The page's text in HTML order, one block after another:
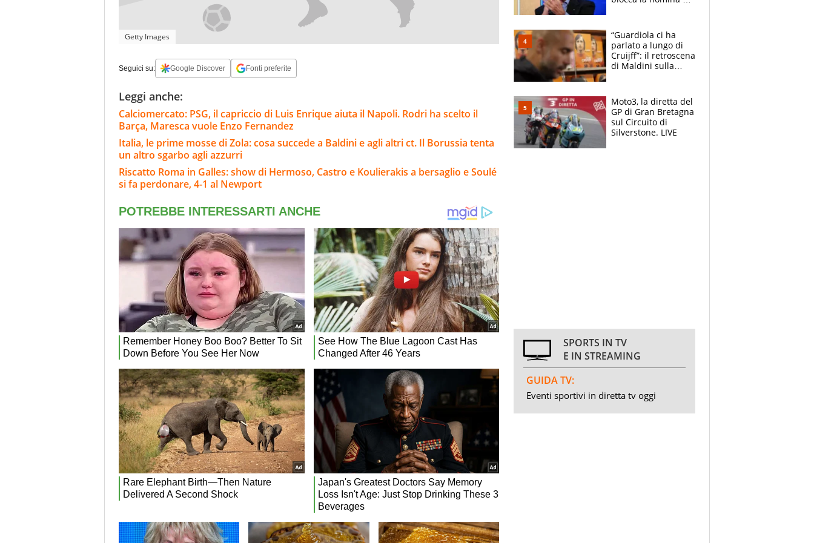
Getty Images
Seguici su: Google Discover Fonti preferite
Leggi anche:
Calciomercato: PSG, il capriccio di Luis Enrique aiuta il Napoli. Rodri ha scelto il
Barça, Maresca vuole Enzo Fernandez
Italia, le prime mosse di Zola: cosa succede a Baldini e agli altri ct. Il Borussia tenta
un altro sgarbo agli azzurri
Riscatto Roma in Galles: show di Hermoso, Castro e Koulierakis a bersaglio e Soulé
si fa perdonare, 4-1 al Newport
“Guardiola ci ha
parlato a lungo di
Cruijff”: il retroscena
di Maldini sulla
Moto3, la diretta del
GP di Gran Bretagna
sul Circuito di
Silverstone. LIVE
SPORTS IN TV
E IN STREAMING
GUIDA TV:
Eventi sportivi in diretta tv oggi